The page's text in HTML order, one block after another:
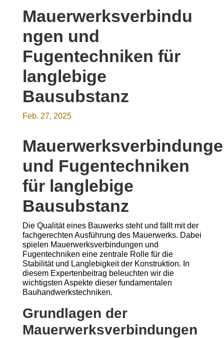
Mauerwerksverbindu
ngen und
Fugentechniken für
langlebige
Bausubstanz
Feb. 27, 2025
und Fugentechniken
für langlebige
Bausubstanz
Die Qualität eines Bauwerks steht und fällt mit der
fachgerechten Ausführung des Mauerwerks. Dabei
spielen Mauerwerksverbindungen und
Fugentechniken eine zentrale Rolle für die
Stabilität und Langlebigkeit der Konstruktion. In
diesem Expertenbeitrag beleuchten wir die
wichtigsten Aspekte dieser fundamentalen
Bauhandwerkstechniken.
Grundlagen der
Mauerwerksverbindungen